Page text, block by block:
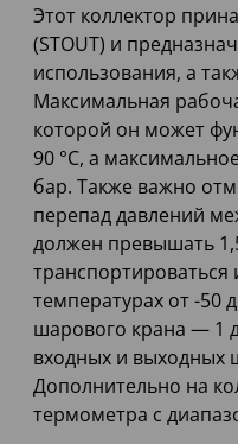
Этот коллектор
(STOUT) и
использования, а
Максимальная
которой он может
90 °С, а
бар. Также важно
перепад давлений
должен превышать
транспортироваться
температурах от -50
шарового крана — 1
входных и
Дополнительно на
термометра с